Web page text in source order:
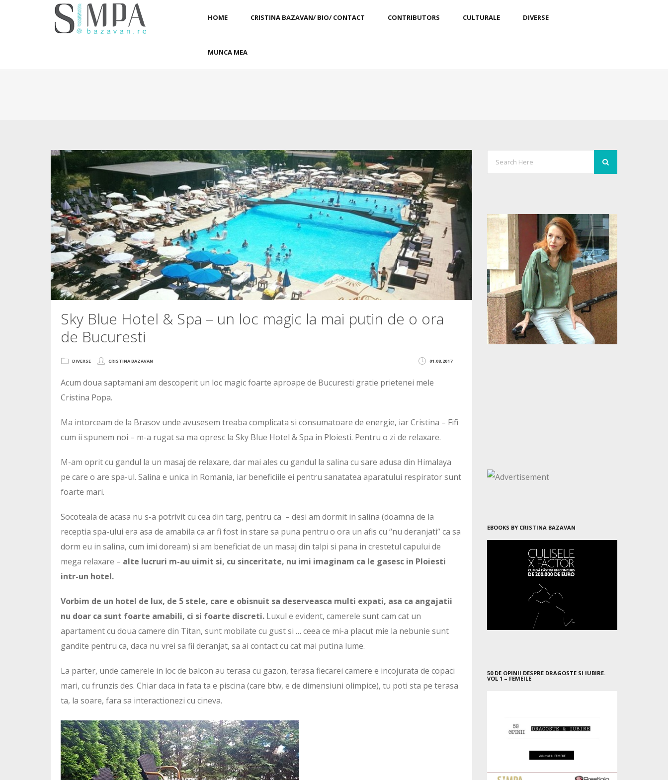
HOME CRISTINA BAZAVAN/ BIO/ CONTACT CONTRIBUTORS CULTURALE DIVERSE
MUNCA MEA
Sky Blue Hotel & Spa – un loc magic la mai putin de o ora
de Bucuresti
01.08.2017
DIVERSE CRISTINA BAZAVAN
Acum doua saptamani am descoperit un loc magic foarte aproape de Bucuresti gratie prietenei mele
Cristina Popa.
Ma intorceam de la Brasov unde avusesem treaba complicata si consumatoare de energie, iar Cristina – Fifi
cum ii spunem noi – m-a rugat sa ma opresc la Sky Blue Hotel & Spa in Ploiesti. Pentru o zi de relaxare.
M-am oprit cu gandul la un masaj de relaxare, dar mai ales cu gandul la salina cu sare adusa din Himalaya
pe care o are spa-ul. Salina e unica in Romania, iar beneficiile ei pentru sanatatea aparatului respirator sunt
foarte mari.
Socoteala de acasa nu s-a potrivit cu cea din targ, pentru ca – desi am dormit in salina (doamna de la
receptia spa-ului era asa de amabila ca ar fi fost in stare sa puna pentru o ora un afis cu “nu deranjati” ca sa
dorm eu in salina, cum imi doream) si am beneficiat de un masaj din talpi si pana in crestetul capului de
mega relaxare – alte lucruri m-au uimit si, cu sinceritate, nu imi imaginam ca le gasesc in Ploiesti
intr-un hotel.
Vorbim de un hotel de lux, de 5 stele, care e obisnuit sa deserveasca multi expati, asa ca angajatii
nu doar ca sunt foarte amabili, ci si foarte discreti. Luxul e evident, camerele sunt cam cat un
apartament cu doua camere din Titan, sunt mobilate cu gust si … ceea ce mi-a placut mie la nebunie sunt
gandite pentru ca, daca nu vrei sa fii deranjat, sa ai contact cu cat mai putina lume.
La parter, unde camerele in loc de balcon au terasa cu gazon, terasa fiecarei camere e incojurata de copaci
mari, cu frunzis des. Chiar daca in fata ta e piscina (care btw, e de dimensiuni olimpice), tu poti sta pe terasa
ta, la soare, fara sa interactionezi cu cineva.
EBOOKS BY CRISTINA BAZAVAN
50 DE OPINII DESPRE DRAGOSTE SI IUBIRE.
VOL 1 – FEMEILE